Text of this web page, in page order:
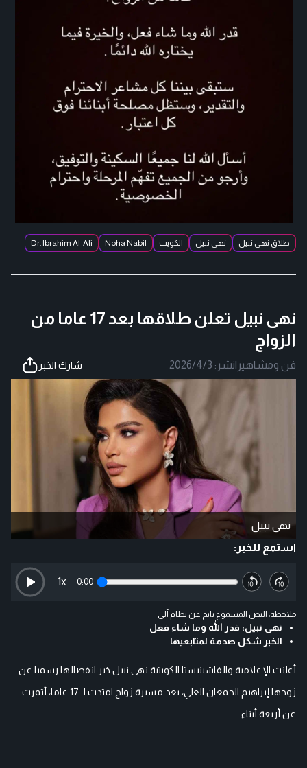
طلاق نهى نبيل نهى نبيل الكويت Noha Nabil
Dr. Ibrahim Al-Ali
نهى نبيل تعلن طلاقها بعد 17 عاما من
الزواج
فن ومشاهير |نشر: 2026/4/3 شارك الخبر
نهى نبيل
استمع للخبر:
0:00
1x
ملاحظة: النص المسموع ناتج عن نظام آلي
نهى نبيل: قدر الله وما شاء فعل
الخبر شكل صدمة لمتابعيها
أعلنت الإعلامية والفاشينيستا الكويتية نهى نبيل خبر انفصالها رسميا عن
زوجها إبراهيم الجمعان العلي، بعد مسيرة زواج امتدت لـ 17 عاما، أثمرت
عن أربعة أبناء.